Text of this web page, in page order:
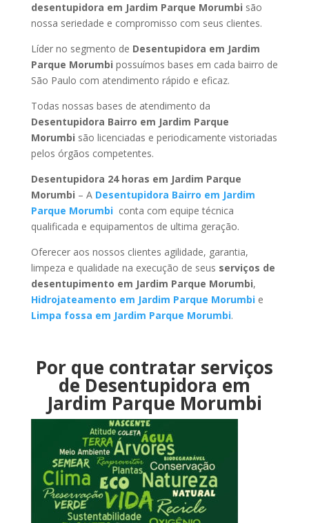
desentupidora em Jardim Parque Morumbi são
nossa seriedade e compromisso com seus clientes.
Líder no segmento de Desentupidora em Jardim
Parque Morumbi possuímos bases em cada bairro de
São Paulo com atendimento rápido e eficaz.
Todas nossas bases de atendimento da
Desentupidora Bairro em Jardim Parque
Morumbi são licenciadas e periodicamente vistoriadas
pelos órgãos competentes.
Desentupidora 24 horas em Jardim Parque
Morumbi – A Desentupidora Bairro em Jardim
Parque Morumbi conta com equipe técnica
qualificada e equipamentos de ultima geração.
Oferecer aos nossos clientes agilidade, garantia,
limpeza e qualidade na execução de seus serviços de
desentupimento em Jardim Parque Morumbi,
Hidrojateamento em Jardim Parque Morumbie
Limpa fossa em Jardim Parque Morumbi.
Por que contratar serviços
de Desentupidora em
Jardim Parque Morumbi